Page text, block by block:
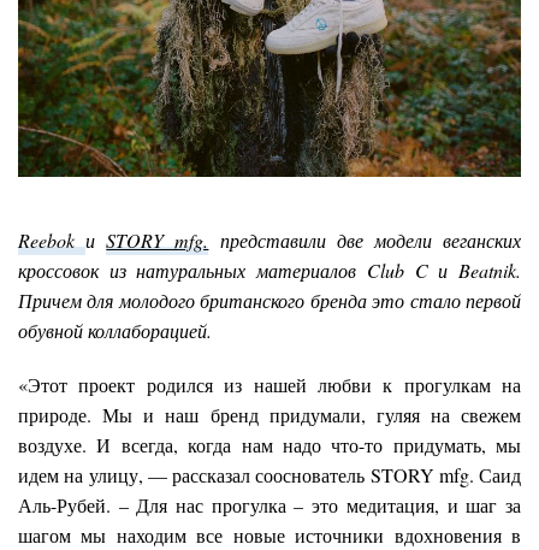
ReebokиSTORY mfg. представили две модели веганских
кроссовок из натуральных материалов Club C и Beatnik.
Причем для молодого британского бренда это стало первой
обувной коллаборацией.
«Этот проект родился из нашей любви к прогулкам на
природе. Мы и наш бренд придумали, гуляя на свежем
воздухе. И всегда, когда нам надо что-то придумать, мы
идем на улицу, — рассказал сооснователь STORY mfg. Саид
Аль-Рубей. – Для нас прогулка – это медитация, и шаг за
шагом мы находим все новые источники вдохновения в